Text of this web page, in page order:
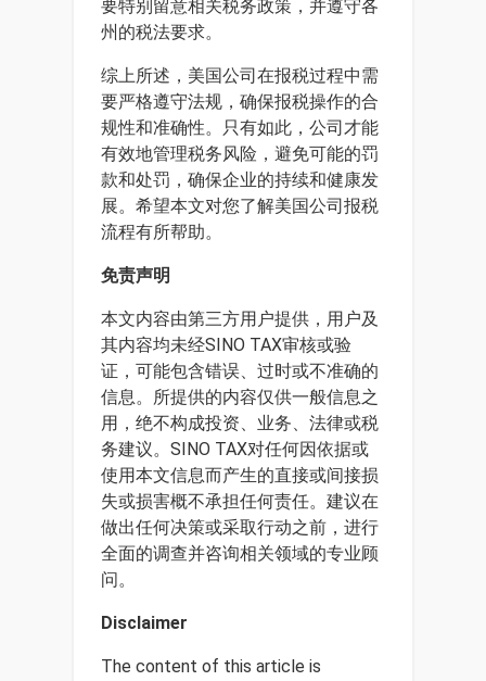
要特别留意相关税务政策，并遵守各
州的税法要求。
综上所述，美国公司在报税过程中需
要严格遵守法规，确保报税操作的合
规性和准确性。只有如此，公司才能
有效地管理税务风险，避免可能的罚
款和处罚，确保企业的持续和健康发
展。希望本文对您了解美国公司报税
流程有所帮助。
免责声明
本文内容由第三方用户提供，用户及
其内容均未经SINO TAX审核或验
证，可能包含错误、过时或不准确的
信息。所提供的内容仅供一般信息之
用，绝不构成投资、业务、法律或税
务建议。SINO TAX对任何因依据或
使用本文信息而产生的直接或间接损
失或损害概不承担任何责任。建议在
做出任何决策或采取行动之前，进行
全面的调查并咨询相关领域的专业顾
问。
Disclaimer
The content of this article is